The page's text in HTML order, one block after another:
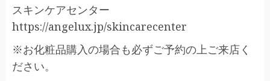
スキンケアセンター
https://angelux.jp/skincarecenter
※お化粧品購入の場合も必ずご予約の上ご来店く
ださい。